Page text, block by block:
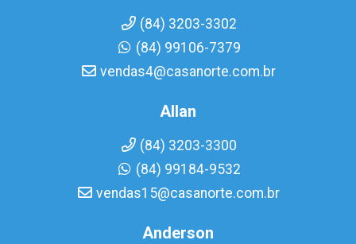
(84) 3203-3302
(84) 99106-7379
vendas4@casanorte.com.br
Allan
(84) 3203-3300
(84) 99184-9532
vendas15@casanorte.com.br
Anderson